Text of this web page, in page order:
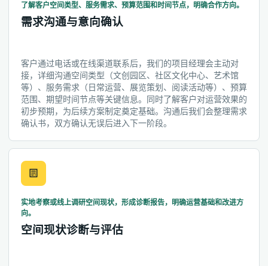
了解客户空间类型、服务需求、预算范围和时间节点，明确合作方向。
需求沟通与意向确认
客户通过电话或在线渠道联系后，我们的项目经理会主动对
接，详细沟通空间类型（文创园区、社区文化中心、艺术馆
等）、服务需求（日常运营、展览策划、阅读活动等）、预算
范围、期望时间节点等关键信息。同时了解客户对运营效果的
初步预期，为后续方案制定奠定基础。沟通后我们会整理需求
确认书，双方确认无误后进入下一阶段。
实地考察或线上调研空间现状，形成诊断报告，明确运营基础和改进方
向。
空间现状诊断与评估